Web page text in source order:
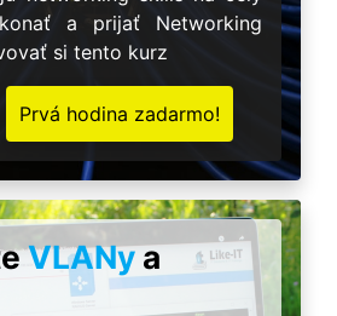
a prijať Networking
si tento kurz
Prvá hodina zadarmo!
VLANya